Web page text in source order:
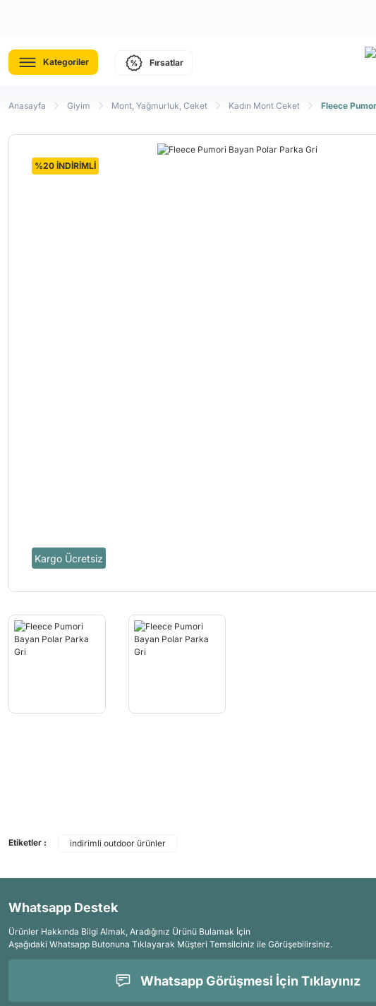
Kategoriler Fırsatlar
Anasayfa Giyim Mont, Yağmurluk, Ceket Kadın Mont Ceket Fleece
Kargo Ücretsiz
%20 İNDİRİMLİ
Etiketler : indirimli outdoor ürünler
Whatsapp Destek
Ürünler Hakkında Bilgi Almak, Aradığınız Ürünü Bulamak İçin
Aşağıdaki Whatsapp Butonuna Tıklayarak Müşteri Temsilciniz ile Görüşebilirsiniz.
Whatsapp Görüşmesi İçin Tıklayınız